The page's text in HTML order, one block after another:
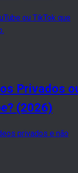
ou TikTok que
Privados
(2026)
privados e não